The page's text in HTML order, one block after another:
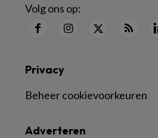
Volg ons op:
Adverteren
Privacy
Beheer cookievoorkeuren